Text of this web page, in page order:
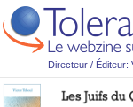
Directeur / Éditeur: